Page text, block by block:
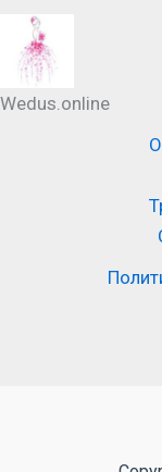
Wedus.online